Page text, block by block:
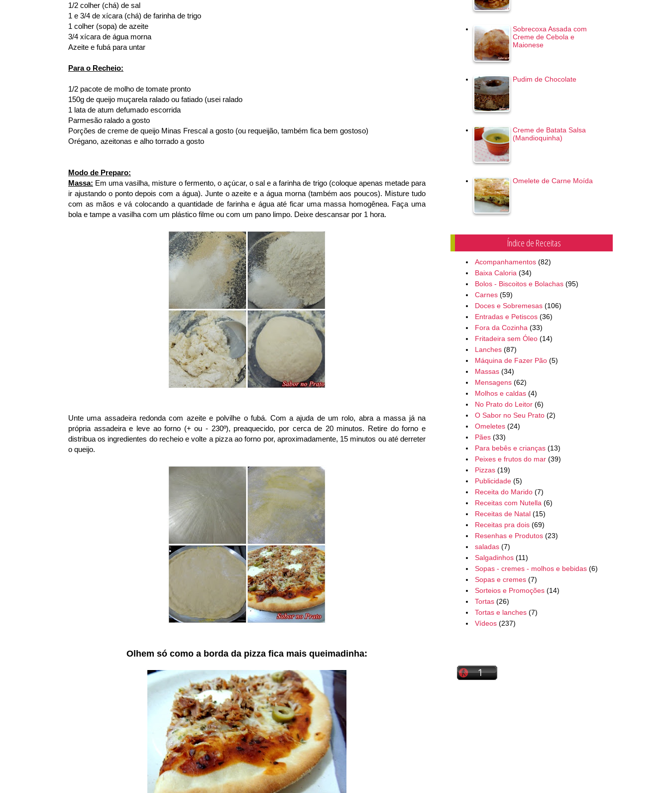
1/2 colher (chá) de sal
1 e 3/4 de xícara (chá) de farinha de trigo
1 colher (sopa) de azeite
3/4 xícara de água morna
Azeite e fubá para untar
Para o Recheio:
1/2 pacote de molho de tomate pronto
150g de queijo muçarela ralado ou fatiado (usei ralado
1 lata de atum defumado escorrida
Parmesão ralado a gosto
Porções de creme de queijo Minas Frescal a gosto (ou requeijão, também fica bem gostoso)
Orégano, azeitonas e alho torrado a gosto
Modo de Preparo:
Massa: Em uma vasilha, misture o fermento, o açúcar, o sal e a farinha de trigo (coloque apenas metade para
ir ajustando o ponto depois com a água). Junte o azeite e a água morna (também aos poucos). Misture tudo
com as mãos e vá colocando a quantidade de farinha e água até ficar uma massa homogênea. Faça uma
bola e tampe a vasilha com um plástico filme ou com um pano limpo. Deixe descansar por 1 hora.
Unte uma assadeira redonda com azeite e polvilhe o fubá. Com a ajuda de um rolo, abra a massa já na
própria assadeira e leve ao forno (+ ou - 230º), preaquecido, por cerca de 20 minutos. Retire do forno e
distribua os ingredientes do recheio e volte a pizza ao forno por, aproximadamente, 15 minutos ou até derreter
o queijo.
Olhem só como a borda da pizza fica mais queimadinha:
Sobrecoxa Assada com
Creme de Cebola e
Maionese
Pudim de Chocolate
Creme de Batata Salsa
(Mandioquinha)
Omelete de Carne Moída
Índice de Receitas
Acompanhamentos (82)
Baixa Caloria (34)
Bolos - Biscoitos e Bolachas (95)
Carnes (59)
Doces e Sobremesas (106)
Entradas e Petiscos (36)
Fora da Cozinha (33)
Fritadeira sem Óleo (14)
Lanches (87)
Máquina de Fazer Pão (5)
Massas (34)
Mensagens (62)
Molhos e caldas (4)
No Prato do Leitor (6)
O Sabor no Seu Prato (2)
Omeletes (24)
Pães (33)
Para bebês e crianças (13)
Peixes e frutos do mar (39)
Pizzas (19)
Publicidade (5)
Receita do Marido (7)
Receitas com Nutella (6)
Receitas de Natal (15)
Receitas pra dois (69)
Resenhas e Produtos (23)
saladas (7)
Salgadinhos (11)
Sopas - cremes - molhos e bebidas (6)
Sopas e cremes (7)
Sorteios e Promoções (14)
Tortas (26)
Tortas e lanches (7)
Vídeos (237)